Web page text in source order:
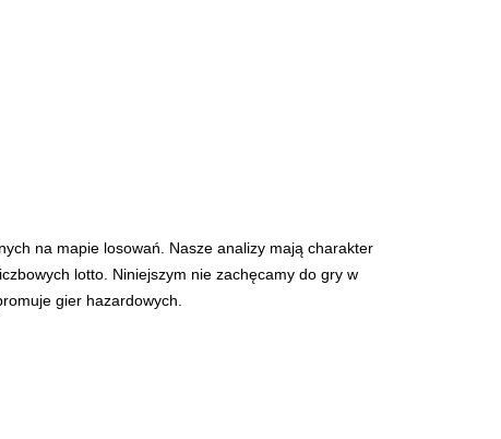
na mapie losowań. Nasze analizy mają charakter
lotto. Niniejszym nie zachęcamy do gry w
gier hazardowych.